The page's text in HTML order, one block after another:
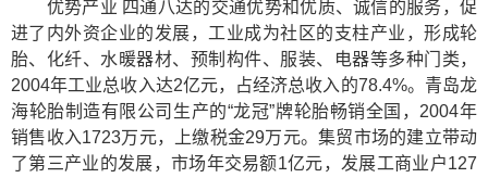
优势产业 四通八达的交通优势和优质、诚信的服务，促
进了内外资企业的发展，工业成为社区的支柱产业，形成轮
胎、化纤、水暖器材、预制构件、服装、电器等多种门类，
2004年工业总收入达2亿元，占经济总收入的78.4%。青岛龙
海轮胎制造有限公司生产的“龙冠”牌轮胎畅销全国，2004年
销售收入1723万元，上缴税金29万元。集贸市场的建立带动
了第三产业的发展，市场年交易额1亿元，发展工商业户127